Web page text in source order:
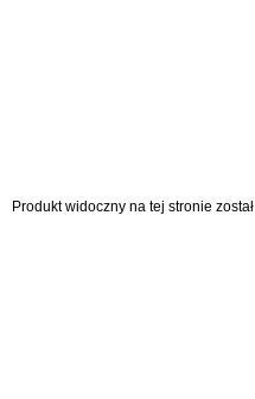
Produkt widoczny na tej stronie